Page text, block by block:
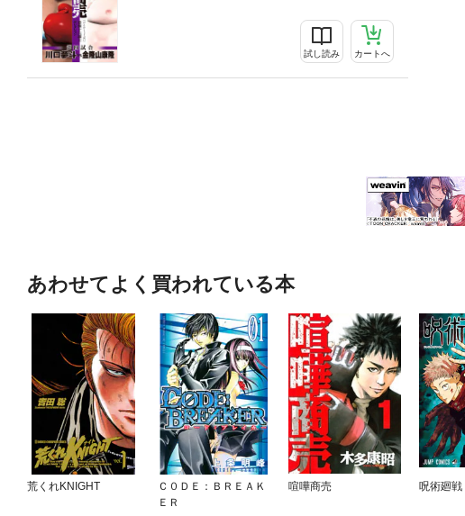
試し読み カートへ
あわせてよく買われている本
荒くれKNIGHT
Ｃ０ＤＥ：ＢＲＥＡＫ
ＥＲ
喧嘩商売 呪術廻戦